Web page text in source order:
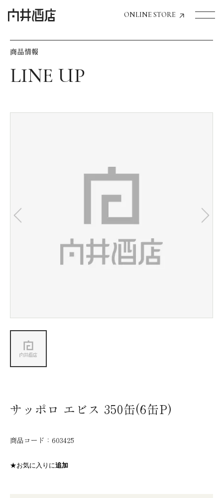
ONLINE STORE
飲食店経営のお客様
お気に入り機能の活用方法
会社情報
商品情報
サッポロ エビス 350缶(6缶P)
商品コード： 603425
★お気に入りに追加